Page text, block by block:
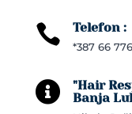
 Telefon :
*387 66

"Hair
Banja